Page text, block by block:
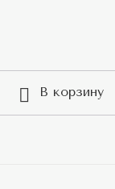
В корзину